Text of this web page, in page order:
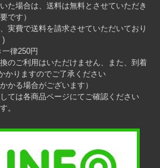
た場合は、送料は無料とさせていただき
です）
実費で送料を請求させていただいており
)
一律250円
のご利用はいただけません、また、到着
かりますのでご了承ください
かる場合がございます）
ては各商品ページにてご確認ください
。